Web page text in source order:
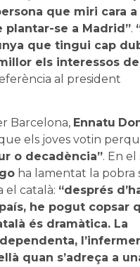
que miri cara a
plantar-se a Madrid”.
que tingui cap
els interessos de
al president
Barcelona, Ennatu
els joves votin
o decadència”. En el
ha lamentat la pobra
el català: “després
he pogut copsar
és dramàtica. La
quan s’adreça a